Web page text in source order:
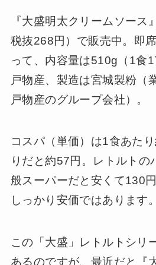
『大盛明太クリームソース
税抜268円）で販売中。即
って、内容量は510g（1食
戸物産、製造は宮城製粉（
戸物産のグループ会社）。
コスパ（単価）は1食あた
りだと約57円。レトルトの
般スーパーだと安くて130
しっかり安価ではあります。
この「大盛」レトルトシリ
あるのですが、最近だと『